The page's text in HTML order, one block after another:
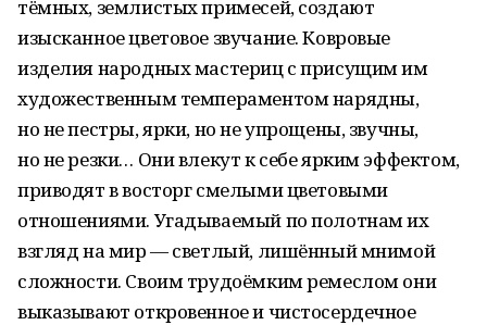
тёмных, землистых примесей, создают
изысканное цветовое звучание. Ковровые
изделия народных мастериц с присущим им
художественным темпераментом нарядны,
но не пестры, ярки, но не упрощены, звучны,
но не резки… Они влекут к себе ярким эффектом,
приводят в восторг смелыми цветовыми
отношениями. Угадываемый по полотнам их
взгляд на мир — светлый, лишённый мнимой
сложности. Своим трудоёмким ремеслом они
выказывают откровенное и чистосердечное